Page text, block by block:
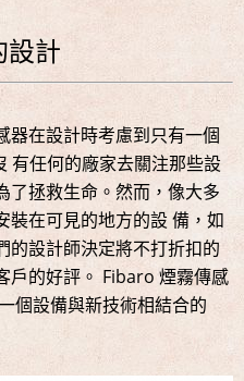
設計
器在設計時考慮到只有一個
有任何的廠家去關注那些設
了拯救生命。然而，像大多
裝在可見的地方的設 備，如
的設計師決定將不打折扣的
戶的好評。 Fibaro 煙霧傳感
個設備與新技術相結合的